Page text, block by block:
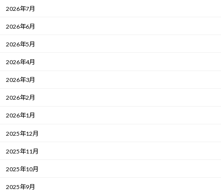
2026年7月
2026年6月
2026年5月
2026年4月
2026年3月
2026年2月
2026年1月
2025年12月
2025年11月
2025年10月
2025年9月